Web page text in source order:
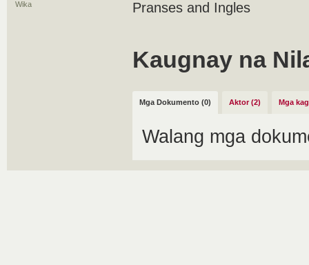
Wika Pranses and Ingles
Kaugnay na
Mga Dokumento (0) Aktor (2) Mga
Walang mga